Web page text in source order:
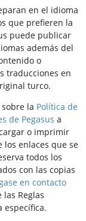
en el idioma
que prefieren la
puede publicar
además del
o
traducciones en
turco.
la Política de
de Pegasus a
o imprimir
los enlaces que se
todos los
con las copias
en contacto
Reglas
específica.